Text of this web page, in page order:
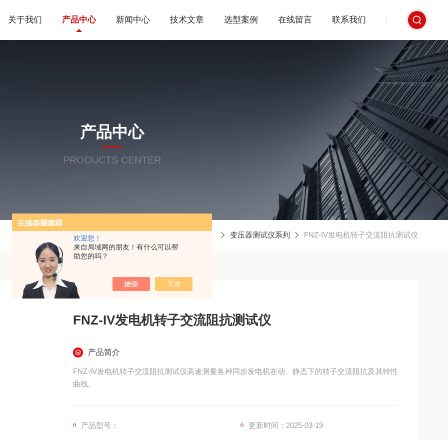
欢迎您！
来自局域网的朋友！有什么可以帮
助您的吗？
关于我们 产品中心 新闻中心 技术文章 选型案例 在线留言 联系我们
产品中心
PRODUCTS CENTER
变压器测试仪系列 FNZ-IV发电机转子交流阻抗测试仪
FNZ-IV发电机转子交流阻抗测试仪
产品简介
FNZ-IV发电机转子交流阻抗测试仪高速测量各种同步发电机在动、静态下的转子交流阻抗及其特性
曲线。
产品型号： 更新时间：2025-03-19